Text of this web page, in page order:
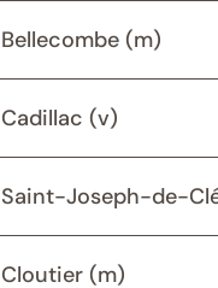
Bellecombe (m)
Cadillac (v)
Saint-Joseph-de-
Cloutier (m)